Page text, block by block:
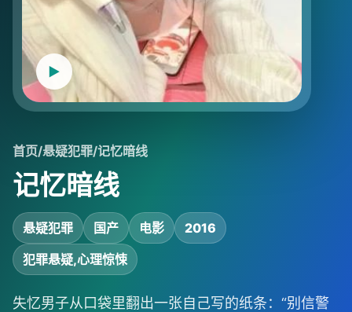
首页/悬疑犯罪/记忆暗线
记忆暗线
悬疑犯罪 国产 电影
2016
犯罪悬疑,心理惊悚
失忆男子从口袋里翻出一张自己写的纸条：“别信警